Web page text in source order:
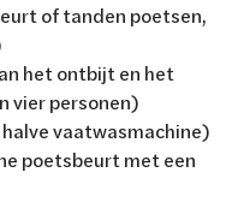
of tanden poetsen,
het ontbijt en het
vier personen)
vaatwasmachine)
poetsbeurt met een